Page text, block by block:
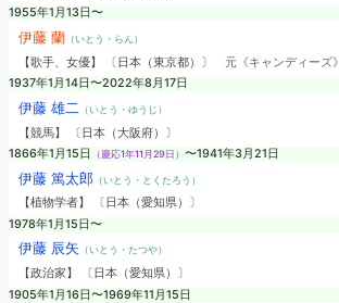
1955年1月13日〜
伊藤 蘭 （いとう・らん）
【歌手、女優】 〔日本（東京都）〕 元《キャンディーズ》
1937年1月14日〜2022年8月17日
伊藤 雄二 （いとう・ゆうじ）
【競馬】 〔日本（大阪府）〕
1866年1月15日
（慶応1年11月29日） 〜1941年3月21日
伊藤 篤太郎（いとう・とくたろう）
【植物学者】 〔日本（愛知県）〕
1978年1月15日〜
伊藤 辰矢 （いとう・たつや）
【政治家】 〔日本（愛知県）〕
1905年1月16日〜1969年11月15日